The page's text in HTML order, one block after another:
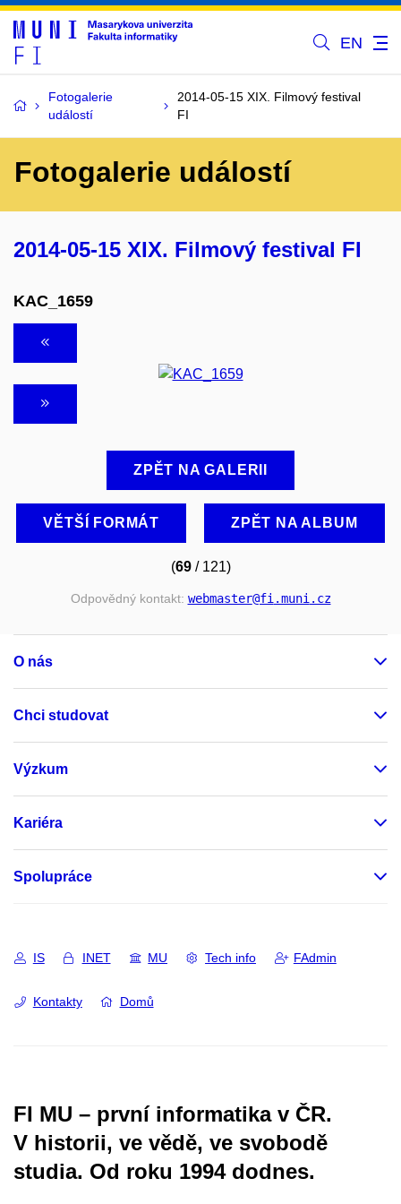
EN
Fotogalerie
událostí
2014-05-15 XIX. Filmový festival
FI
Fotogalerie událostí
2014-05-15 XIX. Filmový festival FI
KAC_1659
ZPĚT NA GALERII
VĚTŠÍ FORMÁT ZPĚT NA ALBUM
(69/ 121)
Odpovědný kontakt: webmaster@fi.muni.cz
O nás
Chci studovat
Výzkum
Kariéra
Spolupráce
IS INET MU Tech info FAdmin
Kontakty Domů
FI MU – první informatika v ČR.
V historii, ve vědě, ve svobodě
studia. Od roku 1994 dodnes.